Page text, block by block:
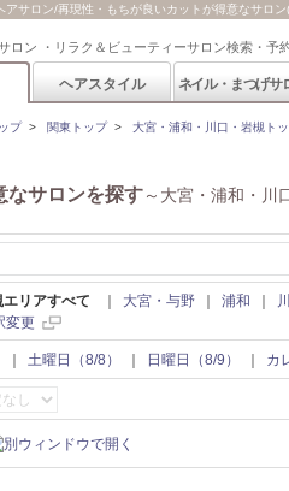
サロン/再現性・もちが良いカットが得意なサロ
ロン ・リラク＆ビューティーサロン検索・予
ヘアスタイル ネイル・まつげサ
プ> 関東トップ> 大宮・浦和・川口・岩槻ト
なサロンを探す～大宮・浦和・川
リアすべて 大宮・与野 浦和
変更
土曜日（8/8） 日曜日（8/9） カ